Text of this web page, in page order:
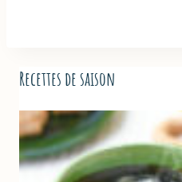
Recettes de saison